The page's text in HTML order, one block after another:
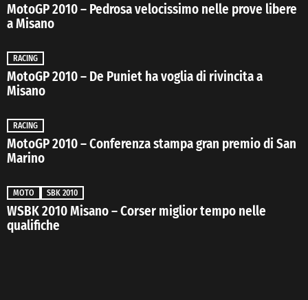
MotoGP 2010 – Pedrosa velocissimo nelle prove libere
a Misano
RACING
MotoGP 2010 – De Puniet ha voglia di rivincita a
Misano
RACING
MotoGP 2010 – Conferenza stampa gran premio di San
Marino
MOTO SBK 2010
WSBK 2010 Misano – Corser miglior tempo nelle
qualifiche